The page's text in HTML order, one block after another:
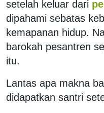
setelah keluar dari
dipahami sebatas
kemapanan hidup.
barokah pesantren
itu.
Lantas apa makna
didapatkan santri